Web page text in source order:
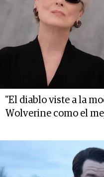
"El diablo viste a la
Wolverine como el